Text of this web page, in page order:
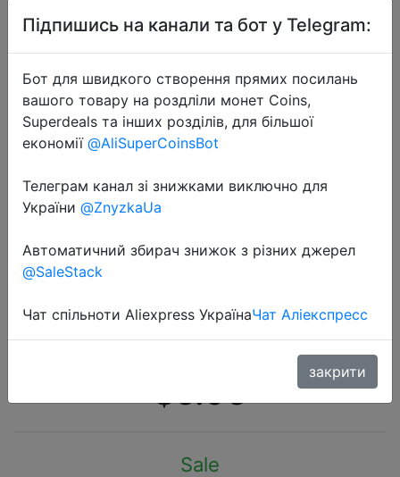
2020-11-05
3A R03P UM4 цинк Карбон
сверхмощный сухой и первичный
MN2400 LR03
$5.96
Sale
Підпишись на канали та бот у Telegram:
Бот для швидкого створення прямих посилань
вашого товару на роздліли монет Coins,
Superdeals та інших розділів, для більшої
економії @AliSuperCoinsBot
Телеграм канал зі знижками виключно для
України @ZnyzkaUa
Автоматичний збирач знижок з різних джерел
@SaleStack
Чат спільноти Aliexpress УкраїнаЧат Аліекспресс
закрити